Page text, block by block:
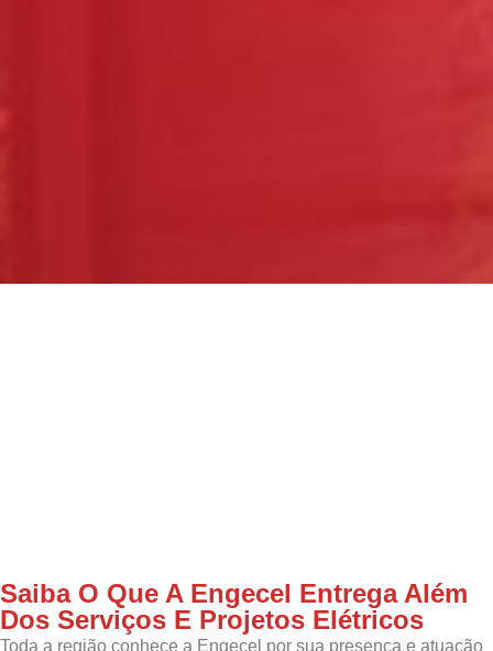
Saiba O Que A Engecel Entrega Além
Dos Serviços E Projetos Elétricos
Toda a região conhece a Engecel por sua presença e atuação